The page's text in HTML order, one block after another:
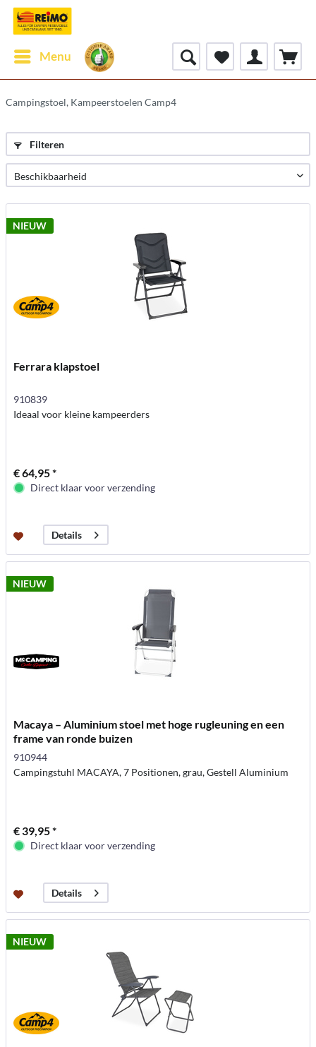
Menu
Campingstoel, Kampeerstoelen Camp4
Filteren
NIEUW
Ferrara klapstoel
910839
Ideaal voor kleine kampeerders
€ 64,95 *
Direct klaar voor verzending
Details
NIEUW
Macaya – Aluminium stoel met hoge rugleuning en een
frame van ronde buizen
910944
Campingstuhl MACAYA, 7 Positionen, grau, Gestell Aluminium
€ 39,95 *
Direct klaar voor verzending
Details
NIEUW